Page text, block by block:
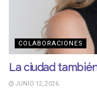
COLABORACIONES
La ciudad
JUNIO 12, 2026